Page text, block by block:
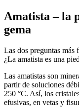
Amatista – la
gema
Las dos preguntas más
¿La amatista es una
Las amatistas son
partir de soluciones
250 °C. Así, los
efusivas, en vetas y